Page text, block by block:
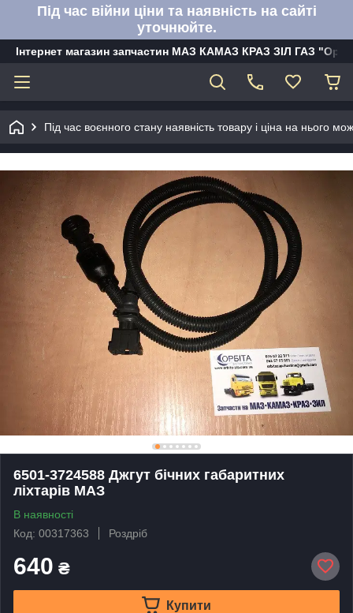
Під час війни ціни та наявність на сайті
уточнюйте.
Інтернет магазин запчастин МАЗ КАМАЗ КРАЗ ЗІЛ ГАЗ
Під час воєнного стану наявність товару і ціна на нього
6501-3724588 Джгут бічних габаритних
ліхтарів МАЗ
В наявності
Код: 00317363
Роздріб
640 ₴
Купити